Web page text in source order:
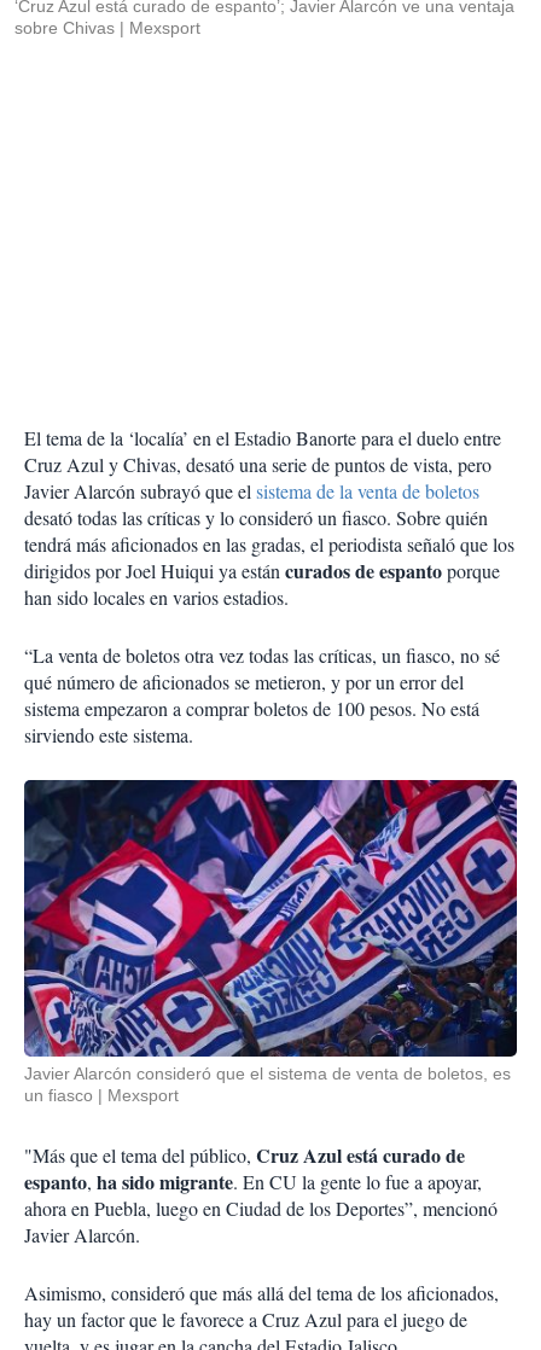
‘Cruz Azul está curado de espanto’; Javier Alarcón ve una ventaja
sobre Chivas
Mexsport
El tema de la ‘localía’ en el Estadio Banorte para el duelo entre
Cruz Azul y Chivas, desató una serie de puntos de vista, pero
Javier Alarcón subrayó que elsistema de la venta de boletos
desató todas las críticas y lo consideró un fiasco. Sobre quién
tendrá más aficionados en las gradas, el periodista señaló que los
dirigidos por Joel Huiqui ya estáncurados de espantoporque
han sido locales en varios estadios.
“La venta de boletos otra vez todas las críticas, un fiasco, no sé
qué número de aficionados se metieron, y por un error del
sistema empezaron a comprar boletos de 100 pesos. No está
sirviendo este sistema.
Javier Alarcón consideró que el sistema de venta de boletos, es
un fiasco
Mexsport
"Más que el tema del público, Cruz Azul está curado de
espanto, ha sido migrante. En CU la gente lo fue a apoyar,
ahora en Puebla, luego en Ciudad de los Deportes”, mencionó
Javier Alarcón.
Asimismo, consideró que más allá del tema de los aficionados,
hay un factor que le favorece a Cruz Azul para el juego de